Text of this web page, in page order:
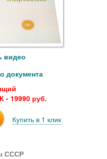
видео
документа
- 19990 руб.
Купить в 1 клик
СССР